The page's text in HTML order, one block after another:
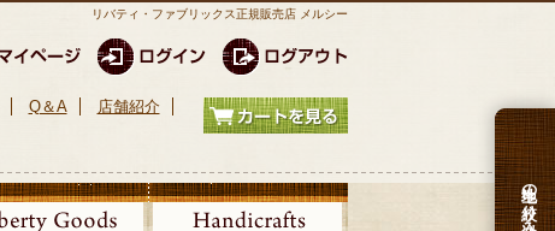
リバティ・ファブリックス正規販売店 メルシー
Q＆A 店舗紹介
生地の絞り込み検索